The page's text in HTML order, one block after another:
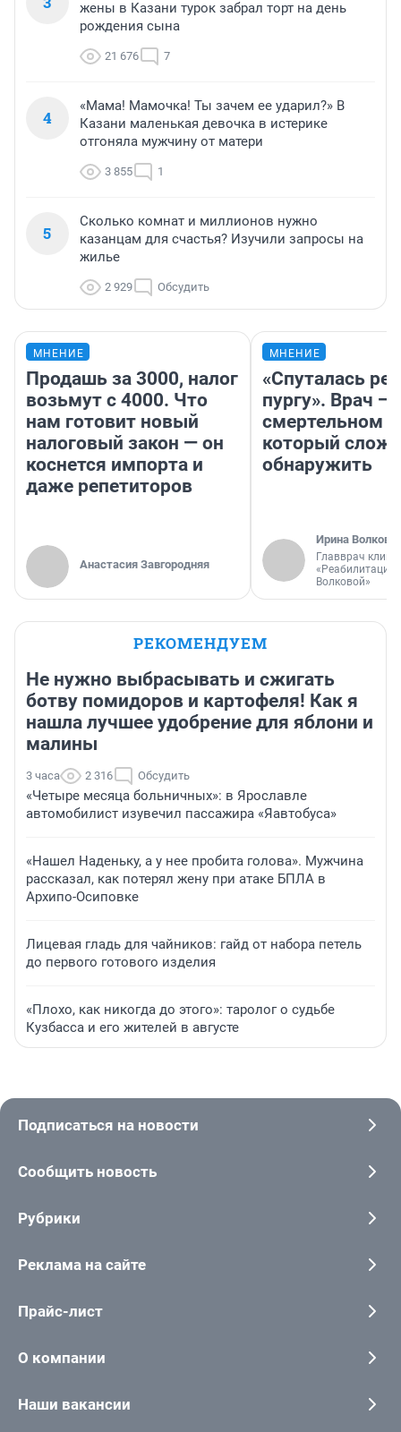
жены в Казани турок забрал торт на день
рождения сына
21 676 7
4
«Мама! Мамочка! Ты зачем ее ударил?» В
Казани маленькая девочка в истерике
отгоняла мужчину от матери
3 855 1
5
Сколько комнат и миллионов нужно
казанцам для счастья? Изучили запросы на
жилье
2 929 Обсудить
МНЕНИЕ
Продашь за 3000, налог
возьмут с 4000. Что
нам готовит новый
налоговый закон — он
коснется импорта и
даже репетиторов
Анастасия Завгородняя
МНЕНИЕ
«Спуталась
пургу». Врач —
смертельном
который
обнаружить
Ирина Волкова
Главврач
«Реабилитация
Волковой»
РЕКОМЕНДУЕМ
Не нужно выбрасывать и сжигать
ботву помидоров и картофеля! Как я
нашла лучшее удобрение для яблони и
малины
3 часа 2 316 Обсудить
«Четыре месяца больничных»: в Ярославле
автомобилист изувечил пассажира «Яавтобуса»
«Нашел Наденьку, а у нее пробита голова». Мужчина
рассказал, как потерял жену при атаке БПЛА в
Архипо-Осиповке
Лицевая гладь для чайников: гайд от набора петель
до первого готового изделия
«Плохо, как никогда до этого»: таролог о судьбе
Кузбасса и его жителей в августе
Подписаться на новости
Сообщить новость
Рубрики
Реклама на сайте
Прайс-лист
О компании
Наши вакансии